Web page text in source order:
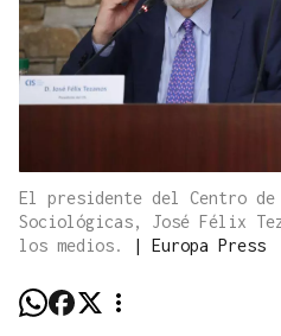
El presidente del Centro
Sociológicas, José Félix
los medios.
| Europa Press